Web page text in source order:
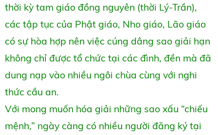
thời kỳ tam giáo đồng nguyên (thời Lý-Trần),
các tập tục của Phật giáo, Nho giáo, Lão giáo
có sự hòa hợp nên việc cúng dâng sao giải hạn
không chỉ được tổ chức tại các đình, đền mà đã
dung nạp vào nhiều ngôi chùa cùng với nghi
thức cầu an.
Với mong muốn hóa giải những sao xấu “chiếu
mệnh,” ngày càng có nhiều người đăng ký tại